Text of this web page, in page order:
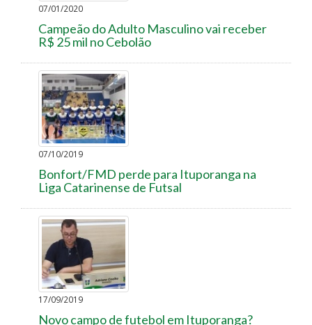
07/01/2020
Campeão do Adulto Masculino vai receber
R$ 25 mil no Cebolão
07/10/2019
Bonfort/FMD perde para Ituporanga na
Liga Catarinense de Futsal
17/09/2019
Novo campo de futebol em Ituporanga?